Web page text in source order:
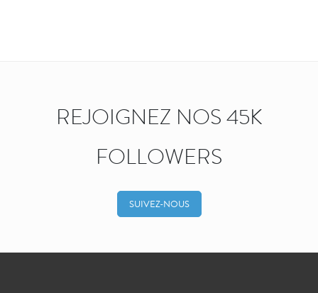
REJOIGNEZ NOS 45K
FOLLOWERS
SUIVEZ-NOUS